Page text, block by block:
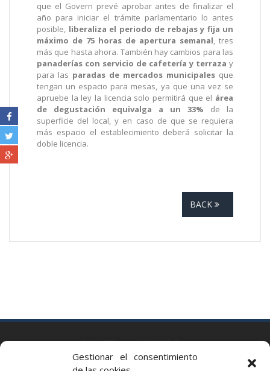
Gestionar el consentimiento
que el Govern prevé aprobar antes de finalizar el
año para iniciar el trámite parlamentario lo antes
posible, liberaliza el periodo de rebajas y fija un
máximo de 75 horas de apertura semanal, tres
más que hasta ahora. También hay cambios para las
panaderías con servicio de cafetería y terraza y
para las paradas de mercados municipales que
tengan un espacio para mesas, ya que una vez se
apruebe la ley la licencia solo permitirá que el área
de degustación equivalga a un 33% de la
superficie del local, y en caso de que se requiera
más espacio el establecimiento deberá solicitar la
doble licencia.
BACK
Via Augusta 2 bis, 3º, 08006 Barcelona